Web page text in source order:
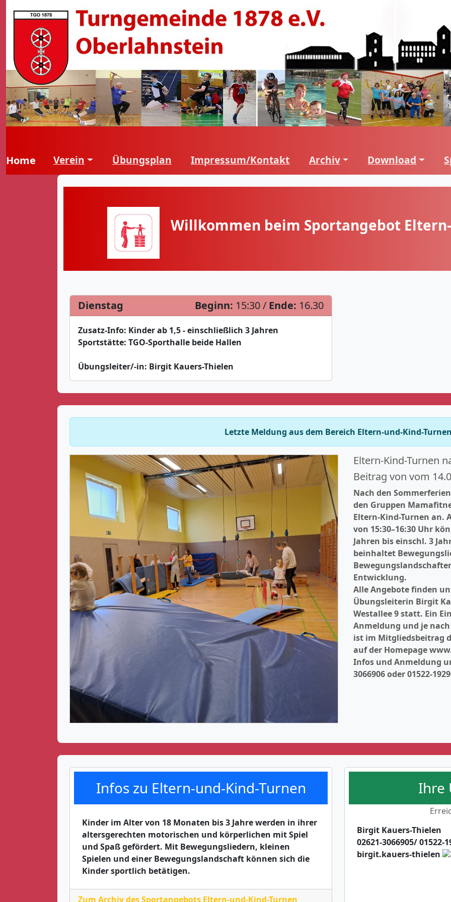
Home Verein Übungsplan Impressum/Kontakt Archiv Download
Willkommen beim Sportangebot
Dienstag Beginn: 15:30 / Ende: 16.30
Zusatz-Info: Kinder ab 1,5 - einschließlich 3 Jahren
Sportstätte: TGO-Sporthalle beide Hallen
Übungsleiter/-in: Birgit Kauers-Thielen
Letzte Meldung aus dem Bereich Eltern-und-Kind-
Eltern-Kind-Turnen
Beitrag von vom
Nach den
den Gruppen
Eltern-Kind-Turnen an.
von 15:30–16:30 Uhr
Jahren bis einschl. 3
beinhaltet
Entwicklung.
Alle Angebote finden
Übungsleiterin Birgit
Westallee 9 statt. Ein
Anmeldung und je
ist im Mitgliedsbeitrag
auf der Homepage
Infos und Anmeldung
3066906 oder 01522-
Infos zu Eltern-und-Kind-Turnen
Kinder im Alter von 18 Monaten bis 3 Jahre werden in ihrer
altersgerechten motorischen und körperlichen mit Spiel
und Spaß gefördert. Mit Bewegungsliedern, kleinen
Spielen und einer Bewegungslandschaft können sich die
Kinder sportlich betätigen.
Zum Archiv des Sportangebots Eltern-und-Kind-Turnen
Ihre
Birgit Kauers-Thielen
02621-3066905/ 01522-
birgit.kauers-thielen